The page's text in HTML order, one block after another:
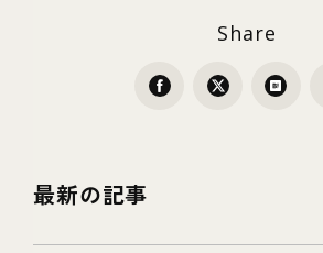
Share
最新の記事